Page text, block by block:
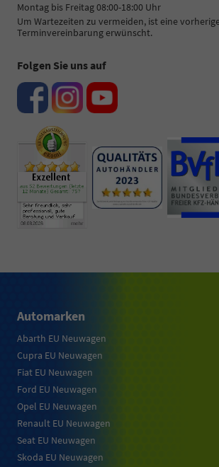
Montag bis Freitag 08:00-18:00 Uhr
Um Wartezeiten zu vermeiden, ist eine
Terminvereinbarung erwünscht.
Folgen Sie uns auf
Automarken
Abarth EU Neuwagen
Cupra EU Neuwagen
Fiat EU Neuwagen
Ford EU Neuwagen
Opel EU Neuwagen
Renault EU Neuwagen
Seat EU Neuwagen
Skoda EU Neuwagen